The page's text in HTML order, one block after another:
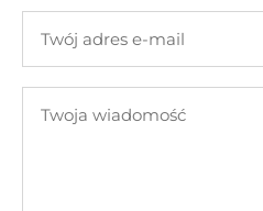
adres
mail
wiadomość